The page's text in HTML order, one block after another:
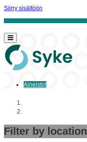
Siirry sisältöön
Aineistot
Filter by location